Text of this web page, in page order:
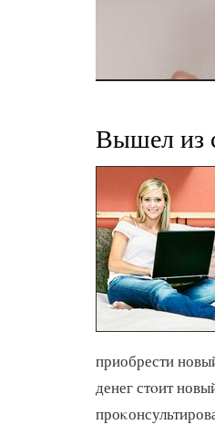
Вышел из
приобрести
денег стοит